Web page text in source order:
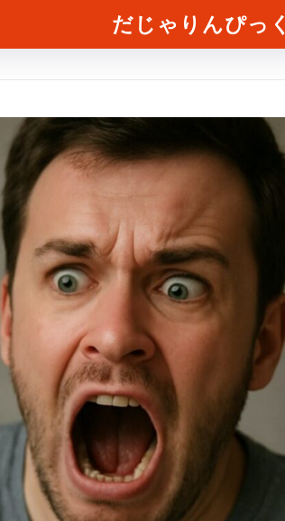
だじゃりんぴっく